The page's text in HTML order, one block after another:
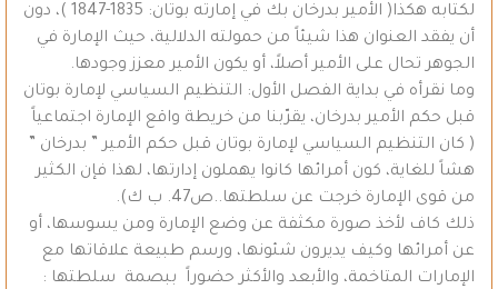
لكتابه هكذا( الأمير بدرخان بك في إمارته بوتان: 1835-1847 )، دون
أن يفقد العنوان هذا شيئاً من حمولته الدلالية، حيث الإمارة في
الجوهر تحال على الأمير أصلاً، أو يكون الأمير معزز وجودها.
وما نقرأه في بداية الفصل الأول: التنظيم السياسي لإمارة بوتان
قبل حكم الأمير بدرخان، يقرّبنا من خريطة واقع الإمارة اجتماعياً
( كان التنظيم السياسي لإمارة بوتان قبل حكم الأمير ” بدرخان ”
هشاً للغاية، كون أمرائها كانوا يهملون إدارتها، لهذا فإن الكثير
من قوى الإمارة خرجت عن سلطتها..ص47. ب ك).
ذلك كاف لأخذ صورة مكثفة عن وضع الإمارة ومن يسوسها، أو
عن أمرائها وكيف يديرون شئونها، ورسم طبيعة علاقاتها مع
الإمارات المتاخمة، والأبعد والأكثر حضوراً ببصمة سلطتها :